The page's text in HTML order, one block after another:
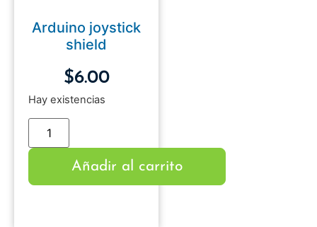
Arduino joystick
shield
$6.00
Hay existencias
Añadir al carrito